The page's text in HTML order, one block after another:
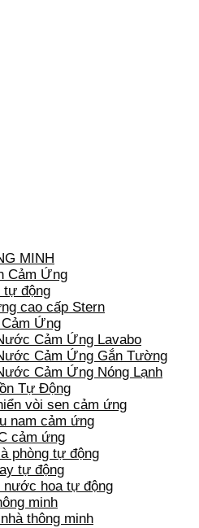
MINH
Cảm Ứng
tự động
cao cấp Stern
Ứng
Cảm Ứng Lavabo
Cảm Ứng Gắn Tường
Cảm Ứng Nóng Lạnh
Tự Động
vòi sen cảm ứng
nam cảm ứng
cảm ứng
phòng tự động
tự động
nước hoa tự động
minh
thông minh